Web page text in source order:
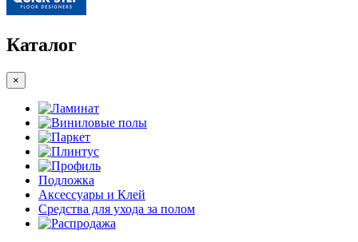
Каталог
×
Ламинат
Виниловые полы
Паркет
Плинтус
Профиль
Подложка
Аксессуары и Клей
Средства для ухода за полом
Распродажа